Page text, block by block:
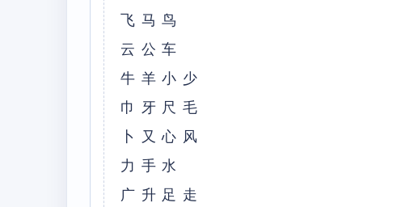
飞马鸟
云公车
牛羊小少
巾牙尺毛
卜又心风
力手水
广升足走